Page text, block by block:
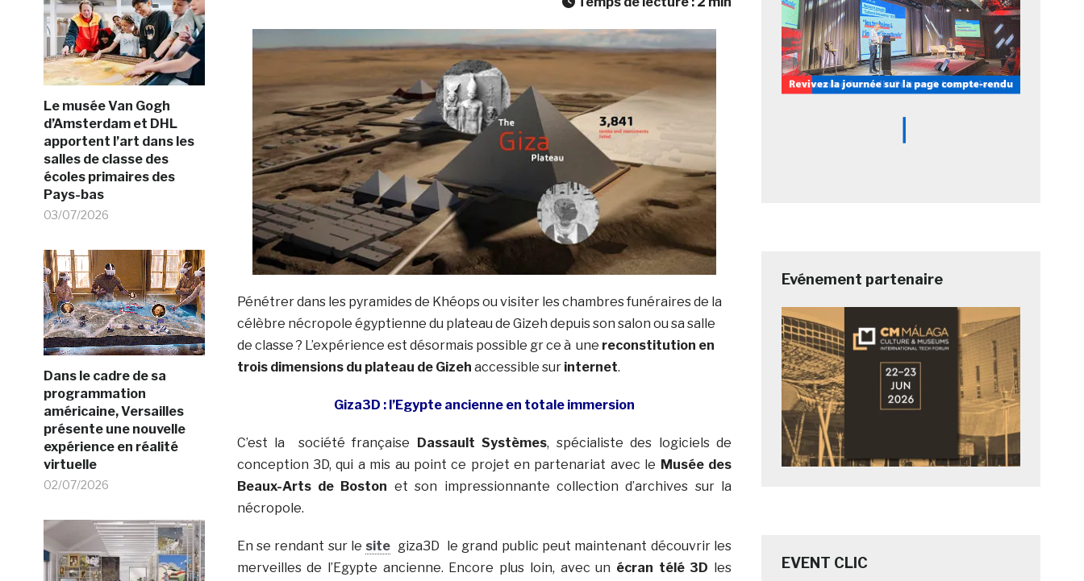
Le musée Van Gogh
d’Amsterdam et DHL
apportent l’art dans les
salles de classe des
écoles primaires des
Pays-bas
03/07/2026
Dans le cadre de sa
programmation
américaine, Versailles
présente une nouvelle
expérience en réalité
virtuelle
02/07/2026
Pénétrer dans les pyramides de Khéops ou visiter les chambres funéraires de la
célèbre nécropole égyptienne du plateau de Gizeh depuis son salon ou sa salle
de classe ? L’expérience est désormais possible gr ce à une reconstitution en
trois dimensions du plateau de Gizeh accessible sur internet.
Giza3D : l’Egypte ancienne en totale immersion
C’est la société française Dassault Systèmes, spécialiste des logiciels de
conception 3D, qui a mis au point ce projet en partenariat avec le Musée des
Beaux-Arts de Boston et son impressionnante collection d’archives sur la
nécropole.
En se rendant sur le site giza3D le grand public peut maintenant découvrir les
merveilles de l’Egypte ancienne. Encore plus loin, avec un écran télé 3D les
Evénement partenaire
EVENT CLIC